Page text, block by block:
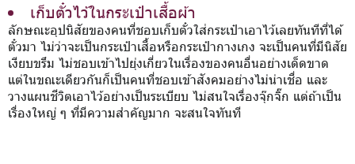
เก็บตั๋วไว้ในกระเป๋าเสื้อผ้า
ลักษณะอุปนิสัยของคนที่ชอบเก็บตั๋วใส่กระเป๋าเอาไว้เลยทันทีที่ได้
ตั๋วมา ไม่ว่าจะเป็นกระเป๋าเสื้อหรือกระเป๋ากางเกง จะเป็นคนที่มีนิสัย
เงียบขรึม ไม่ชอบเข้าไปยุ่งเกี่ยวในเรื่องของคนอื่นอย่างเด็ดขาด
แต่ในขณะเดียวกันก็เป็นคนที่ชอบเข้าสังคมอย่างไม่น่าเชื่อ และ
วางแผนชีวิตเอาไว้อย่างเป็นระเบียบ ไม่สนใจเรื่องจุ๊กจิ๊ก แต่ถ้าเป็น
เรื่องใหญ่ ๆ ที่มีความสำคัญมาก จะสนใจทันที